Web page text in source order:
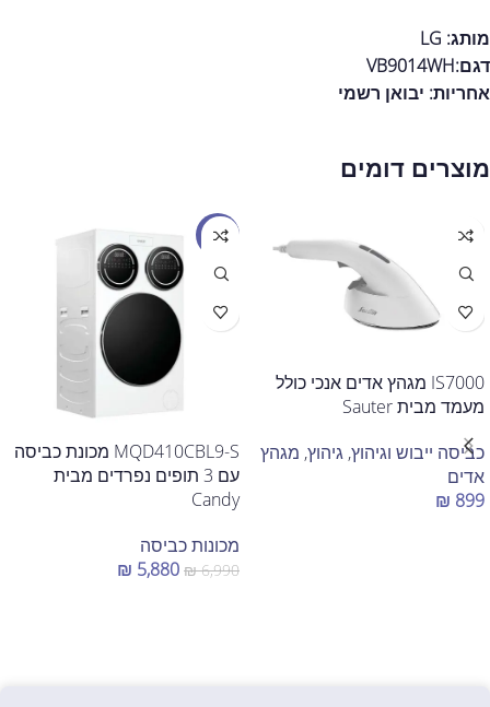
מותג: LG
דגם:VB9014WH
אחריות: יבואן רשמי
מוצרים דומים
IS7000 מגהץ אדים אנכי כולל
מעמד מבית Sauter
כביסה ייבוש וגיהוץ, גיהוץ, מגהץ
אדים
₪ 899
מבצע
MQD410CBL9-S מכונת כביסה
עם 3 תופים נפרדים מבית
Candy
מכונות כביסה
₪6,990
₪ 5,880